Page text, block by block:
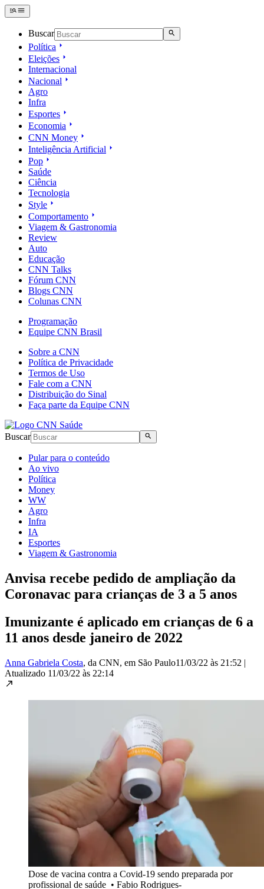
Buscar
Política
Eleições
Internacional
Nacional
Agro
Infra
Esportes
Economia
CNN Money
Inteligência Artificial
Pop
Saúde
Ciência
Tecnologia
Style
Comportamento
Viagem & Gastronomia
Review
Auto
Educação
CNN Talks
Fórum CNN
Blogs CNN
Colunas CNN
Programação
Equipe CNN Brasil
Sobre a CNN
Política de Privacidade
Termos de Uso
Fale com a CNN
Distribuição do Sinal
Faça parte da Equipe CNN
Buscar
Pular para o conteúdo
Ao vivo
Política
Money
WW
Agro
Infra
IA
Esportes
Viagem & Gastronomia
Anvisa recebe pedido de ampliação da
Coronavac para crianças de 3 a 5 anos
Imunizante é aplicado em crianças de 6 a
11 anos desde janeiro de 2022
Anna Gabriela Costa, da CNN, em São Paulo11/03/22 às 21:52 |
Atualizado 11/03/22 às 22:14
Dose de vacina contra a Covid-19 sendo preparada por
profissional de saúde • Fabio Rodrigues-